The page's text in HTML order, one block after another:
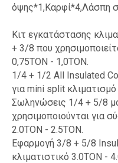
όψης*1,Καρφί*4,Λάσπη
Κιτ εγκατάστασης
+ 3/8 που
0,75TON - 1,0TON.
1/4 + 1/2 All Insulated
για mini split
Σωληνώσεις 1/4 + 5/8
χρησιμοποιούνται για
2.0TON - 2.5TON.
Εφαρμογή 3/8 + 5/8
κλιματιστικό 3.0TON -